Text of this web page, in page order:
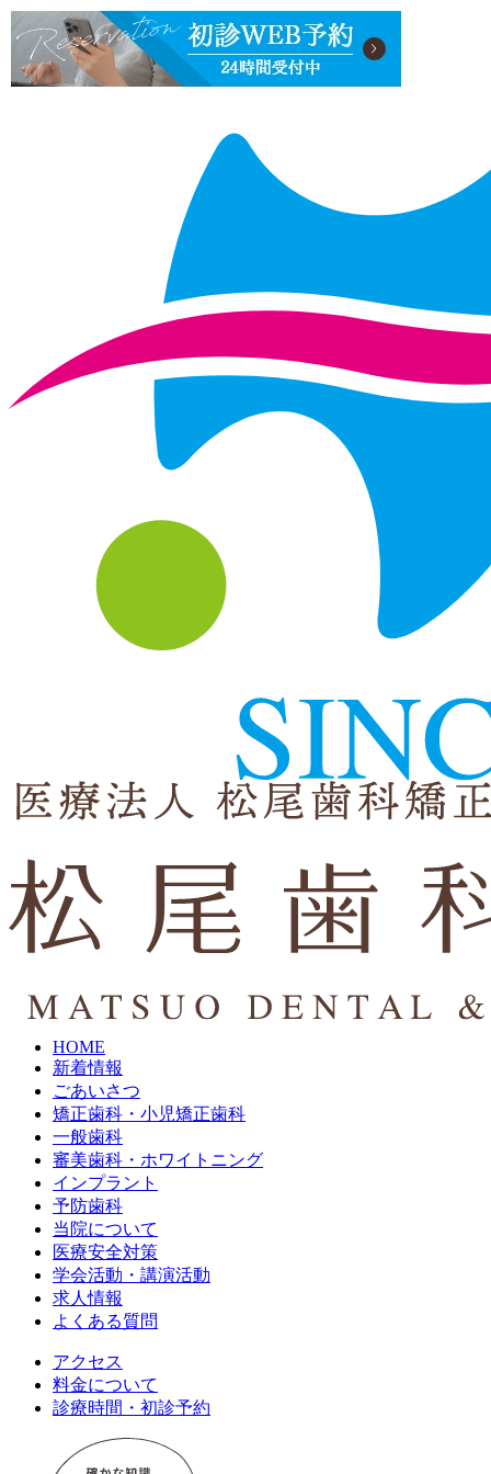
HOME
新着情報
ごあいさつ
矯正歯科・小児矯正歯科
一般歯科
審美歯科・ホワイトニング
インプラント
予防歯科
当院について
医療安全対策
学会活動・講演活動
求人情報
よくある質問
アクセス
料金について
診療時間・初診予約